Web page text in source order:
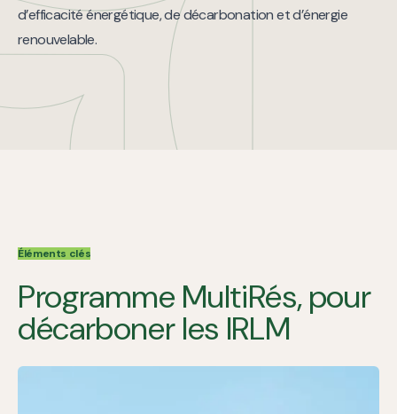
d’efficacité énergétique, de décarbonation et d’énergie
renouvelable.
Éléments clés
Programme MultiRés, pour
décarboner les IRLM